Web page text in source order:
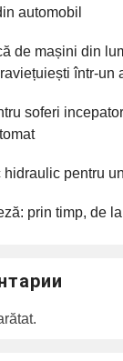
automobil
de mașini din
într‑un
soferi
pentru
prin timp, de